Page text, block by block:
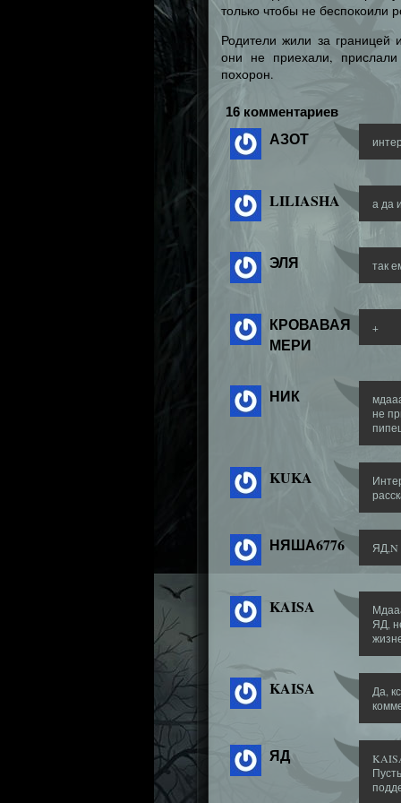
только чтобы не беспокоили
Родители жили за границей
они не приехали,
похорон.
16 комментариев
АЗОТ
LILIASHA а да
ЭЛЯ так
КРОВАВАЯ
МЕРИ
+
НИК
не
KUKA
НЯША6776 ЯД,N
KAISA
ЯД,
KAISA
Да,
ЯД